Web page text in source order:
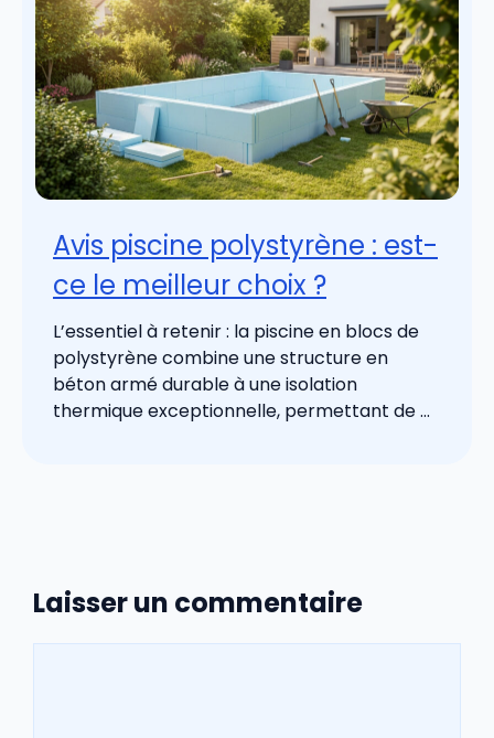
Avis piscine polystyrène : est-
ce le meilleur choix ?
L’essentiel à retenir : la piscine en blocs de
polystyrène combine une structure en
béton armé durable à une isolation
thermique exceptionnelle, permettant de ...
Laisser un commentaire